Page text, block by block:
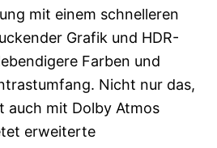
mit einem schnelleren
Grafik und HDR-
Farben und
Nicht nur das,
auch mit Dolby Atmos
erweiterte